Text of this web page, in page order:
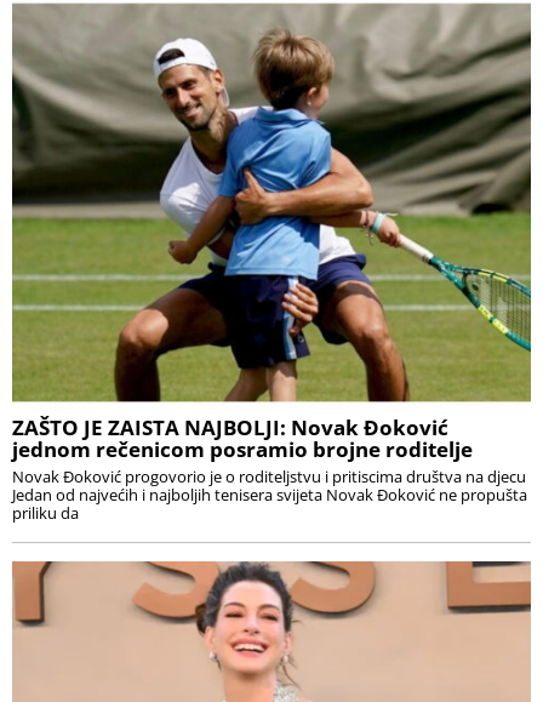
ZAŠTO JE ZAISTA NAJBOLJI: Novak Đoković
jednom rečenicom posramio brojne roditelje
Novak Đoković progovorio je o roditeljstvu i pritiscima društva na djecu
Jedan od najvećih i najboljih tenisera svijeta Novak Đoković ne propušta
priliku da